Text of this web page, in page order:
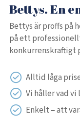
Bettys. En
Bettys är proffs på
på ett
konkurrenskraftigt
Alltid låga
Vi håller vad vi
Enkelt – att